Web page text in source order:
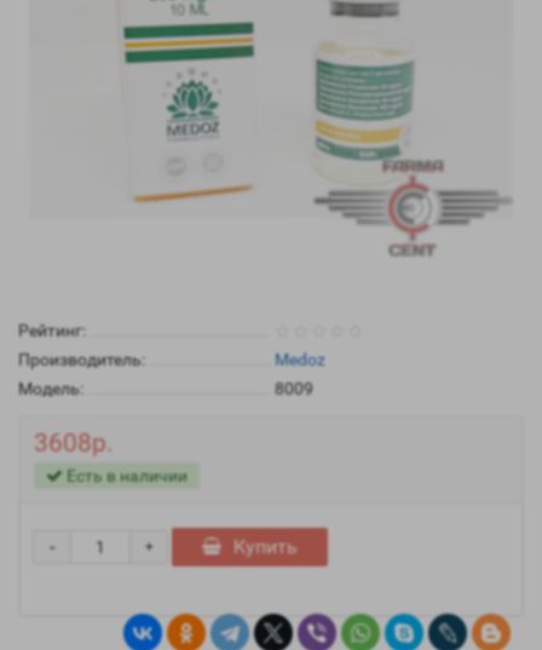
Рейтинг:
Производитель:
Medoz
Модель:
8009
3608р.
Есть в наличии
+
- Купить